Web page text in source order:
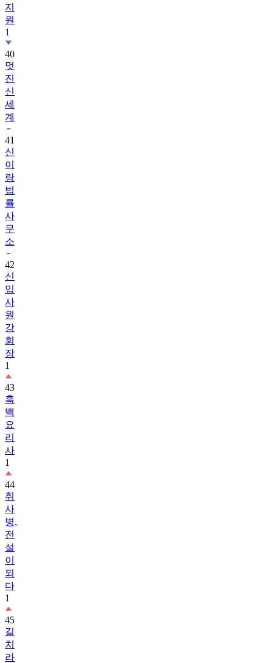
지
원
1
40
멋
진
신
세
계
41
신
이
랑
법
률
사
무
소
42
신
입
사
원
강
회
장
1
43
흑
백
요
리
사
1
44
취
사
병,
전
설
이
되
다
1
45
길
치
라